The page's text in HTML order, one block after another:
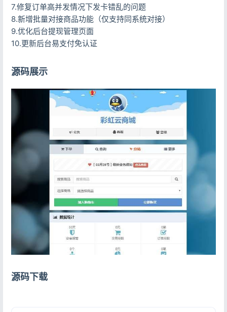
7.修复订单高并发情况下发卡错乱的问题
8.新增批量对接商品功能（仅支持同系统对接）
9.优化后台提现管理页面
10.更新后台易支付免认证
源码展示
源码下载